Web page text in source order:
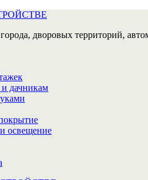
дворовых территорий,
дачникам
освещение